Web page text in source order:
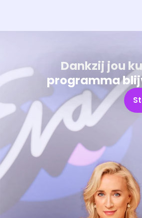
Dankzij jou
programma